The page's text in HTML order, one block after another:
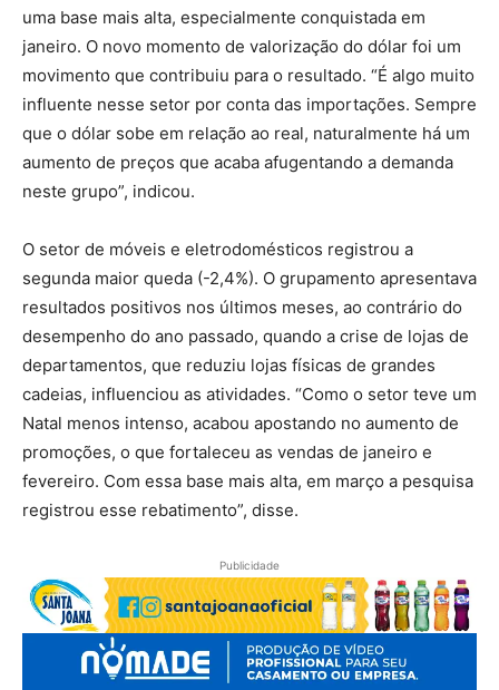
uma base mais alta, especialmente conquistada em
janeiro. O novo momento de valorização do dólar foi um
movimento que contribuiu para o resultado. “É algo muito
influente nesse setor por conta das importações. Sempre
que o dólar sobe em relação ao real, naturalmente há um
aumento de preços que acaba afugentando a demanda
neste grupo”, indicou.
O setor de móveis e eletrodomésticos registrou a
segunda maior queda (-2,4%). O grupamento apresentava
resultados positivos nos últimos meses, ao contrário do
desempenho do ano passado, quando a crise de lojas de
departamentos, que reduziu lojas físicas de grandes
cadeias, influenciou as atividades. “Como o setor teve um
Natal menos intenso, acabou apostando no aumento de
promoções, o que fortaleceu as vendas de janeiro e
fevereiro. Com essa base mais alta, em março a pesquisa
registrou esse rebatimento”, disse.
Publicidade